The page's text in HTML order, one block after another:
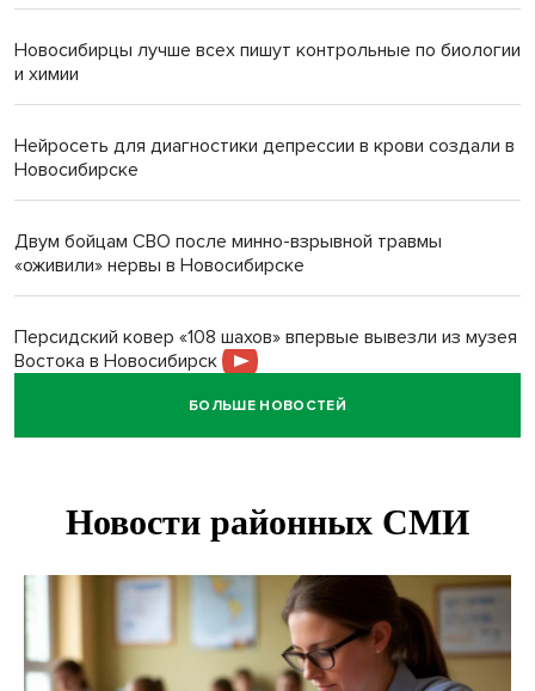
Новосибирцы лучше всех пишут контрольные по биологии
и химии
Нейросеть для диагностики депрессии в крови создали в
Новосибирске
Двум бойцам СВО после минно-взрывной травмы
«оживили» нервы в Новосибирске
Персидский ковер «108 шахов» впервые вывезли из музея
Востока в Новосибирск
Актриса из Новосибирска Евгения Туркова сыграла мать
Трех туберкулезников под конвоем доставили в
В Новосибирске курьер на велосипеде сломал ребенку
БОЛЬШЕ НОВОСТЕЙ